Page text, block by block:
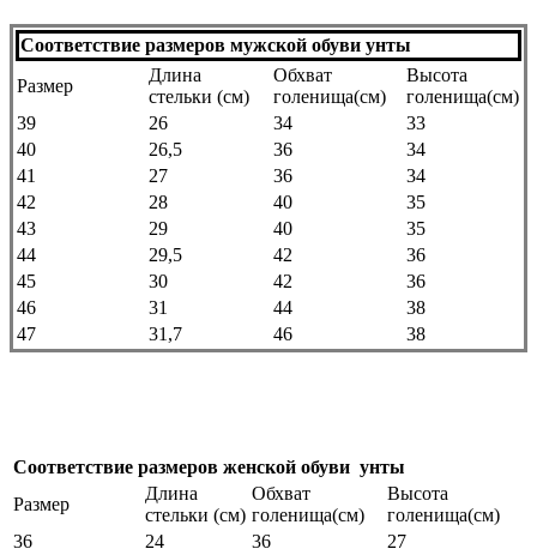
Соответствие размеров мужской обуви унты
Размер
Длина
стельки (см)
Обхват
голенища(см)
Высота
голенища(см)
39
26 34
33
40
26,5 36
34
41
27 36
34
42
28 40
35
43
29 40
35
44
29,5 42
36
45
30 42
36
46
31 44
38
47
31,7 46 38
Соответствие размеров женской обуви унты
Размер
Длина
стельки (см)
Обхват
голенища(см)
Высота
голенища(см)
36
24 36
27